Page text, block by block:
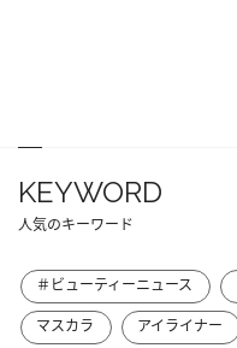
KEYWORD
人気のキーワード
＃ビューティーニュース
マスカラ
アイライナー